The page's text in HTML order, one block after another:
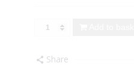
Share